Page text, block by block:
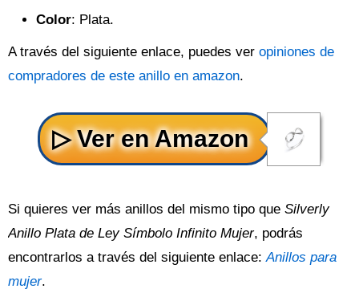
Color: Plata.
A través del siguiente enlace, puedes ver opiniones de
compradores de este anillo en amazon.
Si quieres ver más anillos del mismo tipo que Silverly
Anillo Plata de Ley Símbolo Infinito Mujer, podrás
encontrarlos a través del siguiente enlace:Anillos para
mujer.